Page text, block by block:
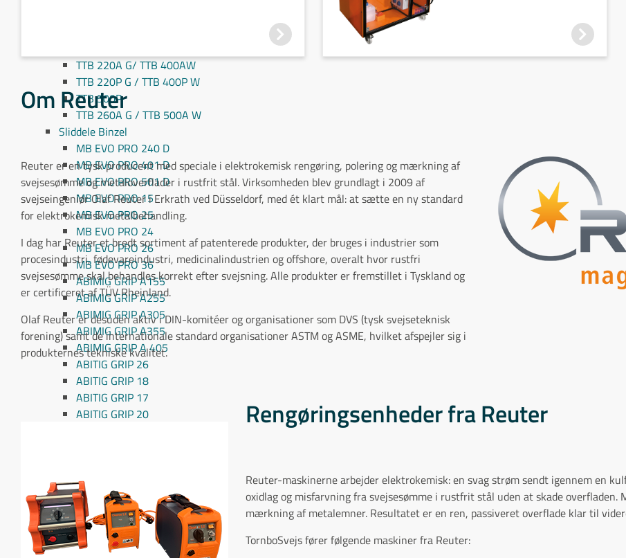
TTB 220A G/ TTB 400AW
TTB 220P G / TTB 400P W
TTB 500P
TTB 260A G / TTB 500A W
Sliddele Binzel
MB EVO PRO 240 D
MB EVO PRO 401 D
MB EVO PRO 501 D
MB EVO PRO 15
MB EVO PRO 25
MB EVO PRO 24
MB EVO PRO 26
MB EVO PRO 36
ABIMIG GRIP A155
ABIMIG GRIP A255
ABIMIG GRIP A305
ABIMIG GRIP A355
ABIMIG GRIP A 405
ABITIG GRIP 26
ABITIG GRIP 18
ABITIG GRIP 17
ABITIG GRIP 20
ABITIG GRIP 24 W
Sliddele Migatronic
Sliddele ESAB
Sliddele Kemppi
Champagne gaskopper
Om Reuter
Reuter er en tysk producent med speciale i elektrokemisk rengøring, polering og mærkning af
svejsesømme og metaloverflader i rustfrit stål. Virksomheden blev grundlagt i 2009 af
svejseingeniør Olaf Reuter i Erkrath ved Düsseldorf, med ét klart mål: at sætte en ny standard
for elektrokemisk metalbehandling.
I dag har Reuter et bredt sortiment af patenterede produkter, der bruges i industrier som
procesindustri, fødevareindustri, medicinalindustrien og offshore, overalt hvor rustfri
svejsesømme skal behandles korrekt efter svejsning. Alle produkter er fremstillet i Tyskland og
er certificeret af TÜV Rheinland.
Olaf Reuter er desuden aktiv i DIN-komitéer og organisationer som DVS (tysk svejseteknisk
forening) samt de internationale standard organisationer ASTM og ASME, hvilket afspejler sig i
produkternes tekniske kvalitet.
Rengøringsenheder fra Reuter
Reuter-maskinerne arbejder elektrokemisk: en svag strøm sendt igennem en
oxidlag og misfarvning fra svejsesømme i rustfrit stål uden at skade
mærkning af metalemner. Resultatet er en ren, passiveret overflade klar til
TornboSvejs fører følgende maskiner fra Reuter: